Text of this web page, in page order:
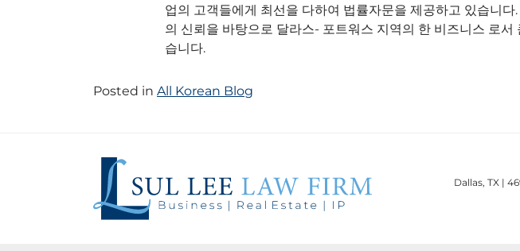
업의 고객들에게 최선을 다하여 법률자문을 제공하고 있습니다
의 신뢰을 바탕으로 달라스- 포트워스 지역의 한 비즈니스 로서
습니다.
Posted in All Korean Blog
Dallas, TX |